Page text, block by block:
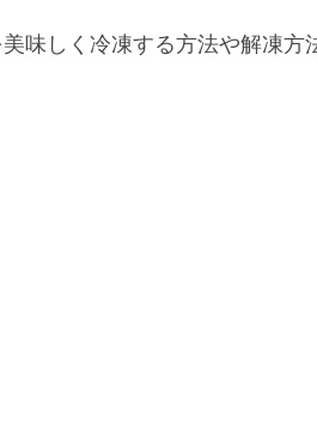
味しく冷凍する方法や解凍方